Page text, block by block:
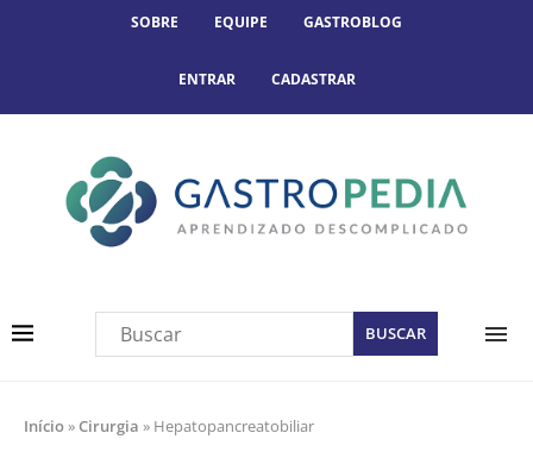
SOBRE EQUIPE GASTROBLOG
ENTRAR CADASTRAR
Início»Cirurgia » Hepatopancreatobiliar